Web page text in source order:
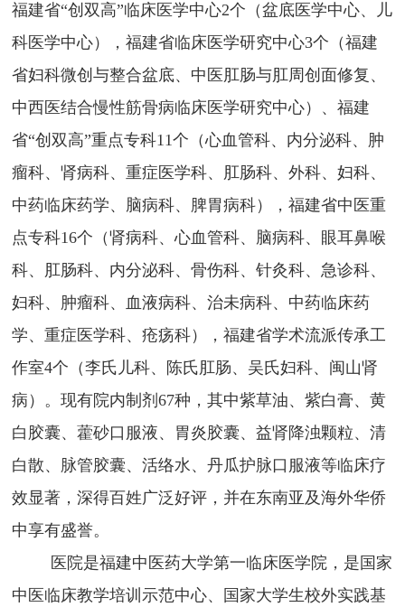
福建省“创双高”临床医学中心2个（盆底医学中心、儿
科医学中心）
，福建省临床医学研究中心3个（福建
省妇科微创与整合盆底、中医肛肠与肛周创面修复、
中西医结合慢性筋骨病临床医学研究中心）、福建
省“创双高”重点专科11个（心血管科、内分泌科、肿
瘤科、肾病科、重症医学科、肛肠科、外科、妇科、
中药临床药学、脑病科、脾胃病科），福建省中医重
点专科16个（肾病科、心血管科、脑病科、眼耳鼻喉
科、肛肠科、内分泌科、骨伤科、针灸科、急诊科、
妇科、肿瘤科、血液病科、治未病科、中药临床药
学、重症医学科、疮疡科）
，福建省学术流派传承工
作室4个（李氏儿科、陈氏肛肠、吴氏妇科、闽山肾
病） 。现有院内制剂67种，其中紫草油、紫白膏、黄
白胶囊、藿砂口服液、胃炎胶囊、益肾降浊颗粒、清
白散、脉管胶囊、活络水、丹瓜护脉口服液等临床疗
效显著，深得百姓广泛好评，并在东南亚及海外华侨
中享有盛誉。
医院是福建中医药大学第一临床医学院，是国家
中医临床教学培训示范中心、国家大学生校外实践基